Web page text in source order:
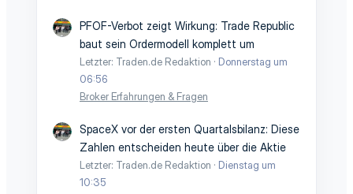
PFOF-Verbot zeigt Wirkung: Trade Republic
baut sein Ordermodell komplett um
Letzter: Traden.de Redaktion
Donnerstag um
06:56
Broker Erfahrungen & Fragen
SpaceX vor der ersten Quartalsbilanz: Diese
Zahlen entscheiden heute über die Aktie
Letzter: Traden.de Redaktion
Dienstag um
10:35